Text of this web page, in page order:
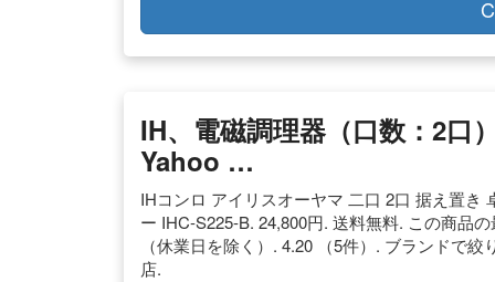
IH、電磁調理器（口数：2口
Yahoo …
IHコンロ アイリスオーヤマ 二口 2口 据え置き
ー IHC-S225-B. 24,800円. 送料無料. この商品
（休業日を除く）. 4.20 （5件）. ブランドで
店.